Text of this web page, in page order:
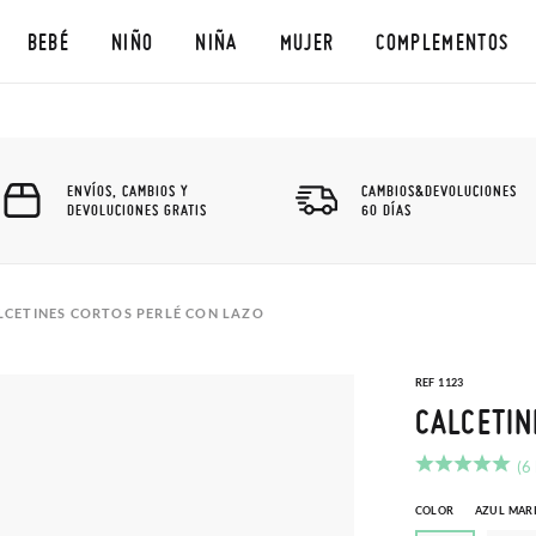
BEBÉ NIÑO NIÑA MUJER COMPLEMENTOS
ENVÍOS, CAMBIOS Y
DEVOLUCIONES GRATIS
CAMBIOS&DEVOLUCIONES
60 DÍAS
CORTOS PERLÉ CON LAZO
REF 1123
(6
COLOR AZUL